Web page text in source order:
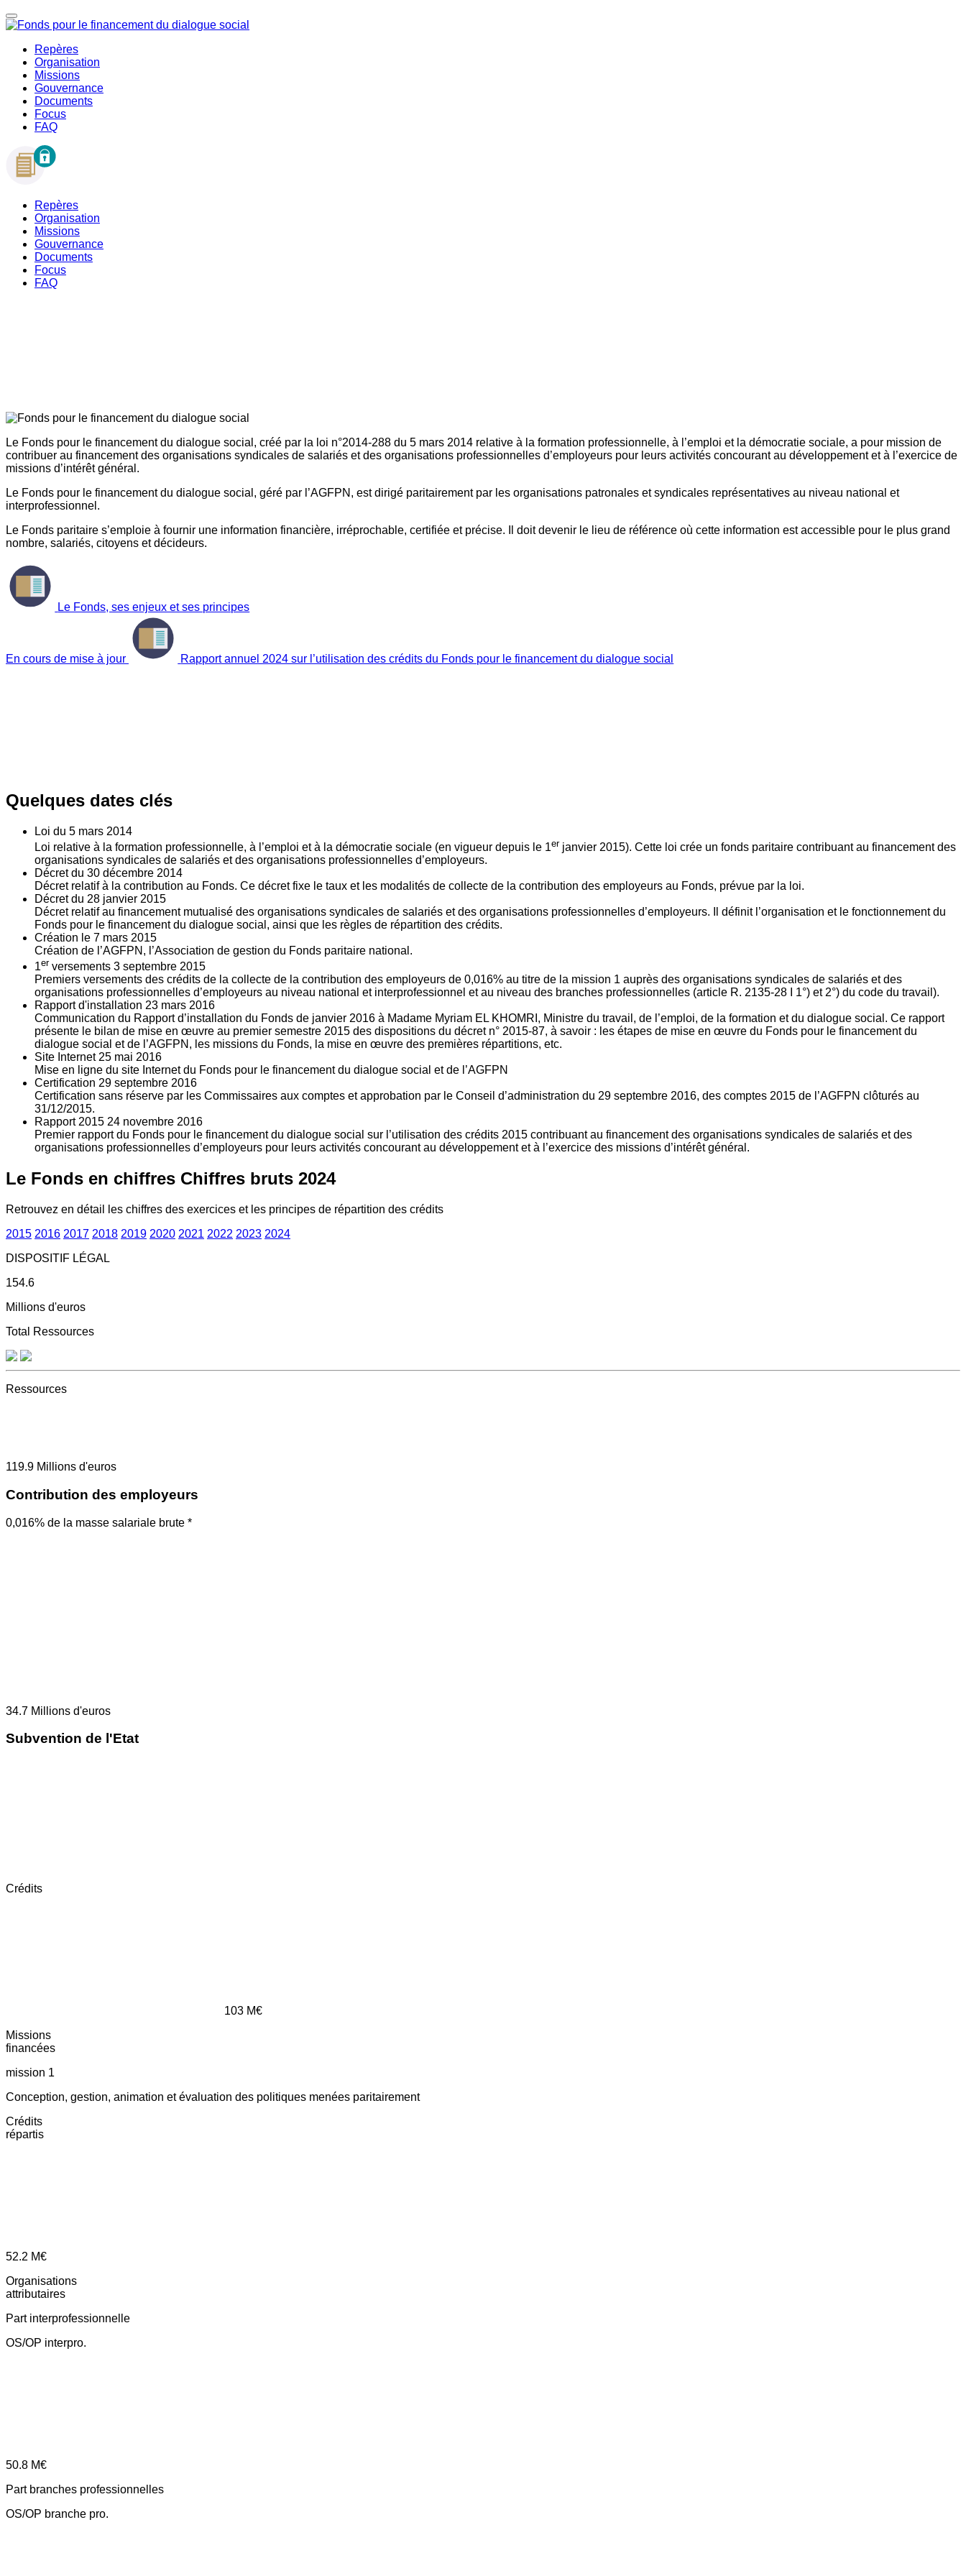
Repères
Organisation
Missions
Gouvernance
Documents
Focus
FAQ
Repères
Organisation
Missions
Gouvernance
Documents
Focus
FAQ
Le Fonds pour le financement du dialogue social, créé par la loi n°2014-288 du 5 mars 2014 relative à la formation professionnelle, à l’emploi et la démocratie sociale, a pour mission de
contribuer au financement des organisations syndicales de salariés et des organisations professionnelles d’employeurs pour leurs activités concourant au développement et à l’exercice de
missions d’intérêt général.
Le Fonds pour le financement du dialogue social, géré par l’AGFPN, est dirigé paritairement par les organisations patronales et syndicales représentatives au niveau national et
interprofessionnel.
Le Fonds paritaire s’emploie à fournir une information financière, irréprochable, certifiée et précise. Il doit devenir le lieu de référence où cette information est accessible pour le plus grand
nombre, salariés, citoyens et décideurs.
Le Fonds, ses enjeux et ses principes
En cours de mise à jour Rapport annuel 2024 sur l’utilisation des crédits du Fonds pour le financement du dialogue social
Quelques dates clés
Loi du 5 mars 2014
Loi relative à la formation professionnelle, à l’emploi et à la démocratie sociale (en vigueur depuis le 1er janvier 2015). Cette loi crée un fonds paritaire contribuant au financement des
organisations syndicales de salariés et des organisations professionnelles d’employeurs.
Décret du 30 décembre 2014
Décret relatif à la contribution au Fonds. Ce décret fixe le taux et les modalités de collecte de la contribution des employeurs au Fonds, prévue par la loi.
Décret du 28 janvier 2015
Décret relatif au financement mutualisé des organisations syndicales de salariés et des organisations professionnelles d’employeurs. Il définit l’organisation et le fonctionnement du
Fonds pour le financement du dialogue social, ainsi que les règles de répartition des crédits.
Création le 7 mars 2015
Création de l’AGFPN, l’Association de gestion du Fonds paritaire national.
1er versements 3 septembre 2015
Premiers versements des crédits de la collecte de la contribution des employeurs de 0,016% au titre de la mission 1 auprès des organisations syndicales de salariés et des
organisations professionnelles d’employeurs au niveau national et interprofessionnel et au niveau des branches professionnelles (article R. 2135‐28 I 1°) et 2°) du code du travail).
Rapport d'installation 23 mars 2016
Communication du Rapport d’installation du Fonds de janvier 2016 à Madame Myriam EL KHOMRI, Ministre du travail, de l’emploi, de la formation et du dialogue social. Ce rapport
présente le bilan de mise en œuvre au premier semestre 2015 des dispositions du décret n° 2015-87, à savoir : les étapes de mise en œuvre du Fonds pour le financement du
dialogue social et de l’AGFPN, les missions du Fonds, la mise en œuvre des premières répartitions, etc.
Site Internet 25 mai 2016
Mise en ligne du site Internet du Fonds pour le financement du dialogue social et de l’AGFPN
Certification 29 septembre 2016
Certification sans réserve par les Commissaires aux comptes et approbation par le Conseil d’administration du 29 septembre 2016, des comptes 2015 de l’AGFPN clôturés au
31/12/2015.
Rapport 2015 24 novembre 2016
Premier rapport du Fonds pour le financement du dialogue social sur l’utilisation des crédits 2015 contribuant au financement des organisations syndicales de salariés et des
organisations professionnelles d’employeurs pour leurs activités concourant au développement et à l’exercice des missions d’intérêt général.
Le Fonds en chiffres Chiffres bruts 2024
Retrouvez en détail les chiffres des exercices et les principes de répartition des crédits
2015 2016 2017 2018 2019 2020 2021 2022 2023 2024
DISPOSITIF LÉGAL
154.6
Millions d'euros
Total Ressources
Ressources
119.9 Millions d'euros
Contribution des employeurs
0,016% de la masse salariale brute *
34.7 Millions d'euros
Subvention de l'Etat
Crédits
103 M€
Missions
financées
mission 1
Conception, gestion, animation et évaluation des politiques menées paritairement
Crédits
répartis
52.2 M€
Organisations
attributaires
Part interprofessionnelle
OS/OP interpro.
50.8 M€
Part branches professionnelles
OS/OP branche pro.